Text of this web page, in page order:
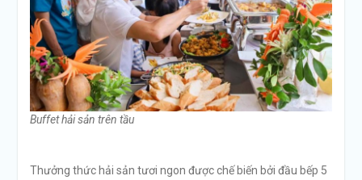
Buffet hải sản trên tầu
Thưởng thức hải sản tươi ngon được chế biến bởi đầu bếp 5